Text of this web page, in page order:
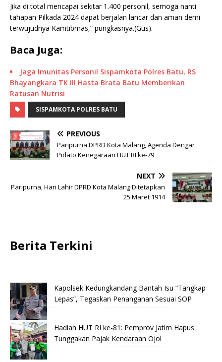
Jika di total mencapai sekitar 1.400 personil, semoga nanti
tahapan Pilkada 2024 dapat berjalan lancar dan aman demi
terwujudnya Kamtibmas,” pungkasnya.(Gus).
Baca Juga:
Jaga Imunitas Personil Sispamkota Polres Batu, RS
Bhayangkara TK III Hasta Brata Batu Memberikan
Ratusan Nutrisi
SISPAMKOTA POLRES BATU
PREVIOUS
Paripurna DPRD Kota Malang, Agenda Dengar
Pidato Kenegaraan HUT RI ke-79
NEXT
Paripurna, Hari Lahir DPRD Kota Malang Ditetapkan
25 Maret 1914
Berita Terkini
Kapolsek Kedungkandang Bantah Isu “Tangkap
Lepas”, Tegaskan Penanganan Sesuai SOP
Hadiah HUT RI ke-81: Pemprov Jatim Hapus
Tunggakan Pajak Kendaraan Ojol